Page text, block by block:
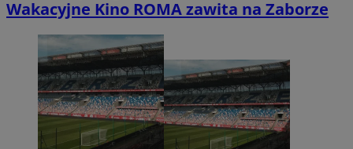
Wakacyjne Kino ROMA zawita na Zaborze